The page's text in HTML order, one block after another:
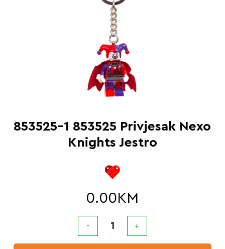
853525-1 853525 Privjesak Nexo
Knights Jestro
0.00 KM